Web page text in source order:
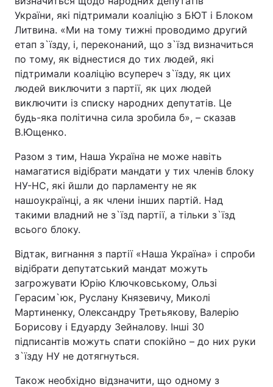
України, які підтримали коаліцію з БЮТ і Блоком
Литвина. «Ми на тому тижні проводимо другий
етап з`їзду, і, переконаний, що з`їзд визначиться
по тому, як віднестися до тих людей, які
підтримали коаліцію всупереч з`їзду, як цих
людей виключити з партії, як цих людей
виключити із списку народних депутатів. Це
будь-яка політична сила зробила б», – сказав
В.Ющенко.
Разом з тим, Наша Україна не може навіть
намагатися відібрати мандати у тих членів блоку
НУ-НС, які йшли до парламенту не як
нашоукраїнці, а як члени інших партій. Над
такими владний не з`їзд партії, а тільки з`їзд
всього блоку.
Відтак, вигнання з партії «Наша Україна» і спроби
відібрати депутатський мандат можуть
загрожувати Юрію Ключковському, Ользі
Герасим`юк, Руслану Князевичу, Миколі
Мартиненку, Олександру Третьякову, Валерію
Борисову і Едуарду Зейналову. Інші 30
підписантів можуть спати спокійно – до них руки
з`їзду НУ не дотягнуться.
Також необхідно відзначити, що одному з